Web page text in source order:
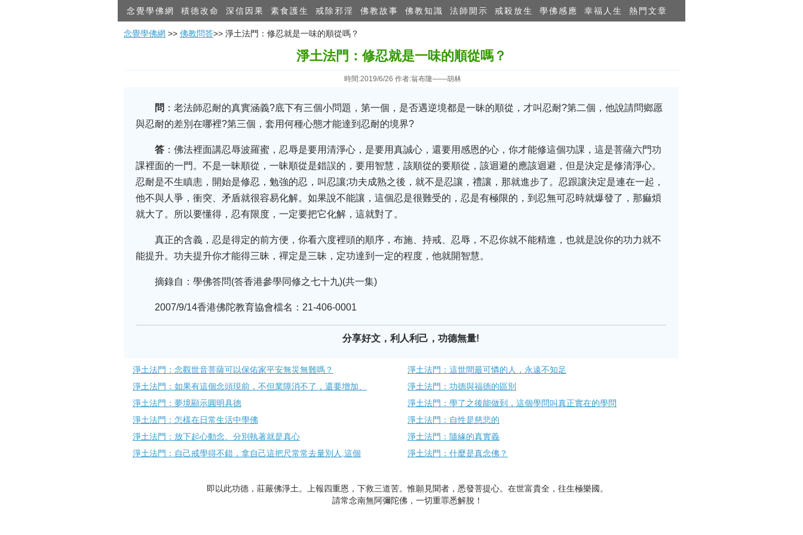
念覺學佛網 積德改命 深信因果 素食護生 戒除邪淫 佛教故事 佛教知識 法師開示 戒殺放生 學佛感應 幸福人生 熱門文章
念覺學佛網 >> 佛教問答>> 淨土法門：修忍就是一味的順從嗎？
淨土法門：修忍就是一味的順從嗎？
時間:2019/6/26 作者:翁布隆——胡林
問 ：老法師忍耐的真實涵義?底下有三個小問題，第一個，是否遇逆境都是一昧的順從，才叫忍耐?第二個，他說請問鄉愿
與忍耐的差別在哪裡?第三個，套用何種心態才能達到忍耐的境界?
答 ：佛法裡面講忍辱波羅蜜，忍辱是要用清淨心，是要用真誠心，還要用感恩的心，你才能修這個功課，這是菩薩六門功
課裡面的一門。不是一昧順從，一昧順從是錯誤的，要用智慧，該順從的要順從，該迴避的應該迴避，但是決定是修清淨心。
忍耐是不生瞋恚，開始是修忍，勉強的忍，叫忍讓;功夫成熟之後，就不是忍讓，禮讓，那就進步了。忍跟讓決定是連在一起，
他不與人爭，衝突、矛盾就很容易化解。如果說不能讓，這個忍是很難受的，忍是有極限的，到忍無可忍時就爆發了，那痲煩
就大了。所以要懂得，忍有限度，一定要把它化解，這就對了。
真正的含義，忍是得定的前方便，你看六度裡頭的順序，布施、持戒、忍辱，不忍你就不能精進，也就是說你的功力就不
能提升。功夫提升你才能得三昧，禪定是三昧，定功達到一定的程度，他就開智慧。
摘錄自：學佛答問(答香港參學同修之七十九)(共一集)
2007/9/14香港佛陀教育協會檔名：21-406-0001
分享好文，利人利己，功德無量!
淨土法門：念觀世音菩薩可以保佑家平安無災無難嗎？
淨土法門：這世間最可憐的人，永遠不知足
淨土法門：如果有這個念頭現前，不但業障消不了，還要增加、
淨土法門：功德與福德的區別
淨土法門：夢境顯示​圓明具德
淨土法門：學了之後能做到，這個學問叫真正實在的學問
淨土法門：怎樣在日常生活中學佛
淨土法門：自性是慈悲的
淨土法門：放下起心動念、分別執著就是真心
淨土法門：隨緣的真實義
淨土法門：自己戒學得不錯，拿自己這把尺常常去量別人,這個
淨土法門：什麼是真念佛？​
即以此功德，莊嚴佛淨土。上報四重恩，下救三道苦。惟願見聞者，悉發菩提心。在世富貴全，往生極樂國。
請常念南無阿彌陀佛，一切重罪悉解脫！